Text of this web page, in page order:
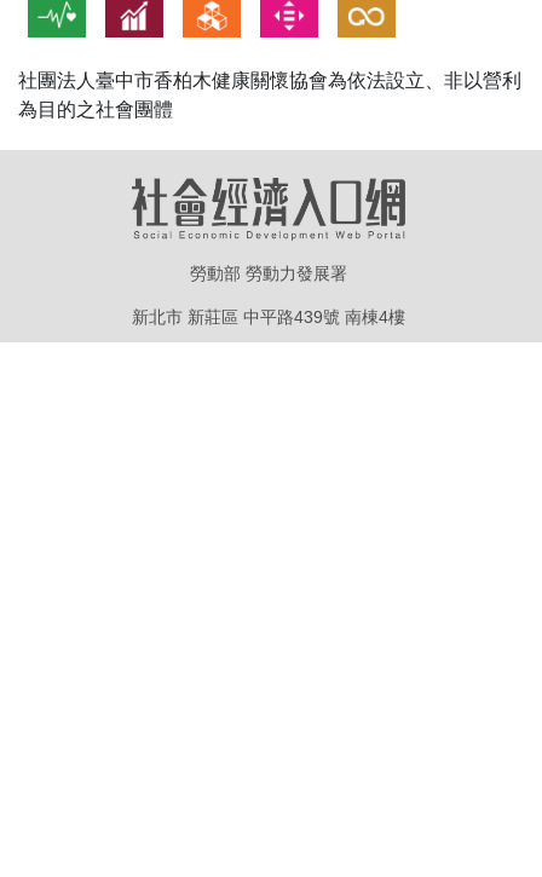
社團法人臺中市香柏木健康關懷協會為依法設立、非以營利
為目的之社會團體
勞動部 勞動力發展署
新北市 新莊區 中平路439號 南棟4樓